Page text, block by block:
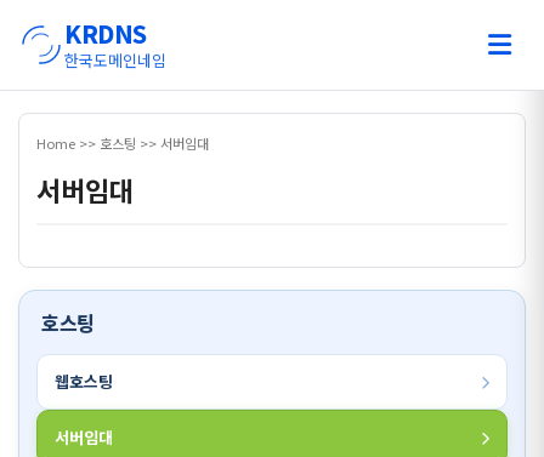
KRDNS
한국도메인네임
호스팅
웹호스팅
서버임대
Home >> 호스팅 >> 서버임대
서버임대